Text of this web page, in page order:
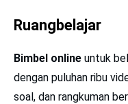
Ruangbelajar
Bimbel online untuk
dengan puluhan ribu
soal, dan rangkuman